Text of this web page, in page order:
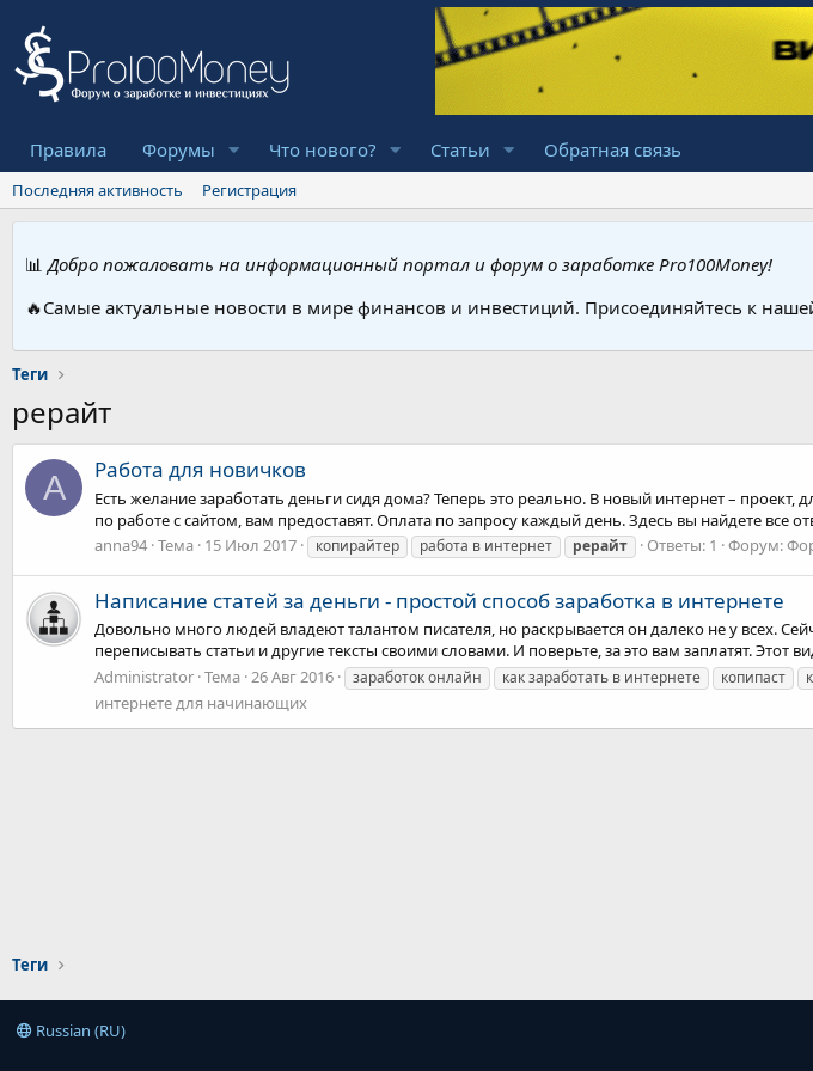
Правила Форумы Что нового? Статьи Обратная связь
Последняя активность Регистрация
📊 Добро пожаловать на информационный портал и форум о заработке Pro100Money!
🔥Самые актуальные новости в мире финансов и инвестиций. Присоединяйтесь к
Теги
рерайт
A Работа для новичков
Есть желание заработать деньги сидя дома? Теперь это реально. В новый интернет –
по работе с сайтом, вам предоставят. Оплата по запросу каждый день. Здесь вы найдете все
anna94 Тема 15 Июл 2017 копирайтер работа в интернет рерайт Ответы: 1 Форум:
Написание статей за деньги - простой способ заработка в интернете
Довольно много людей владеют талантом писателя, но раскрывается он далеко не у всех.
переписывать статьи и другие тексты своими словами. И поверьте, за это вам заплатят. Этот
Administrator Тема 26 Авг 2016 заработок онлайн как заработать в интернете копипаст
интернете для начинающих
Теги
Russian (RU)